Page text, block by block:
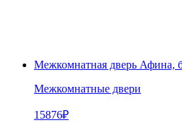
Межкомнатная дверь Афина,
Межкомнатные двери
15876₽